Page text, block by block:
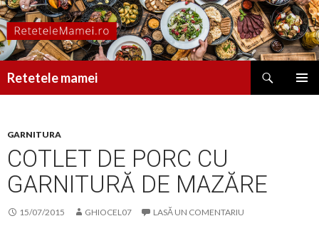
Retetele mamei
GARNITURA
COTLET DE PORC CU
GARNITURĂ DE MAZĂRE
15/07/2015 GHIOCEL07 LASĂ UN COMENTARIU